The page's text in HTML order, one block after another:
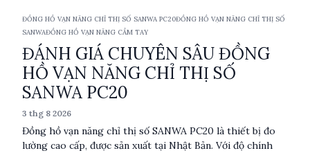
ĐỒNG HỒ VẠN NĂNG CHỈ THỊ SỐ SANWA PC20ĐỒNG HỒ VẠN NĂNG CHỈ THỊ SỐ
SANWAĐỒNG HỒ VẠN NĂNG CẦM TAY
ĐÁNH GIÁ CHUYÊN SÂU ĐỒNG
HỒ VẠN NĂNG CHỈ THỊ SỐ
SANWA PC20
3 thg 8 2026
Đồng hồ vạn năng chỉ thị số SANWA PC20 là thiết bị đo
lường cao cấp, được sản xuất tại Nhật Bản. Với độ chính